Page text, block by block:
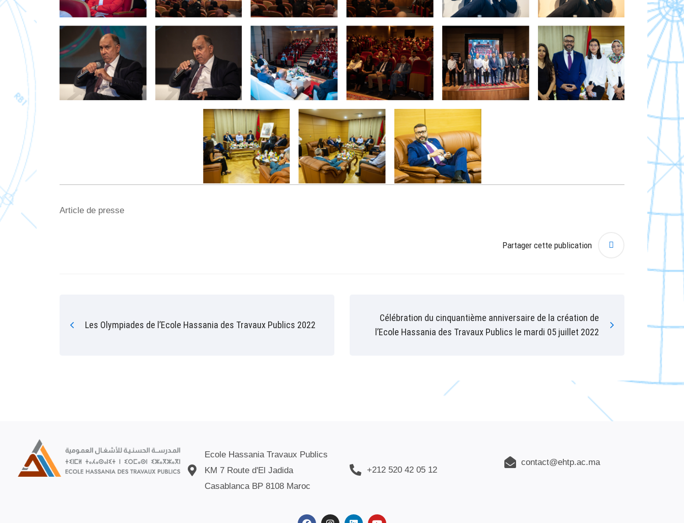
Article de presse
Partager cette publication
Les Olympiades de l’Ecole Hassania des Travaux Publics 2022
Célébration du cinquantième anniversaire de la création de
l’Ecole Hassania des Travaux Publics le mardi 05 juillet 2022
Ecole Hassania Travaux Publics
KM 7 Route d'El Jadida
Casablanca BP 8108 Maroc
+212 520 42 05 12
contact@ehtp.ac.ma